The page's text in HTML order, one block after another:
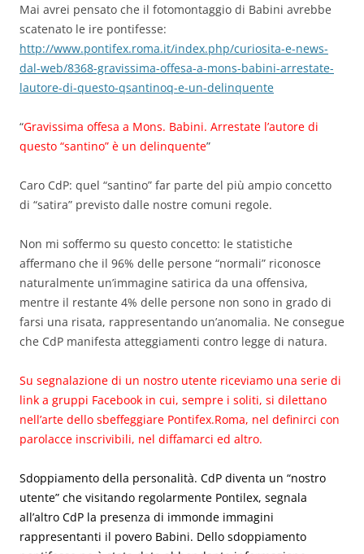
Mai avrei pensato che il fotomontaggio di Babini avrebbe
scatenato le ire pontifesse:
http://www.pontifex.roma.it/index.php/curiosita-e-news-
dal-web/8368-gravissima-offesa-a-mons-babini-arrestate-
lautore-di-questo-qsantinoq-e-un-delinquente
“Gravissima offesa a Mons. Babini. Arrestate l’autore di
questo “santino” è un delinquente”
Caro CdP: quel “santino” far parte del più ampio concetto
di “satira” previsto dalle nostre comuni regole.
Non mi soffermo su questo concetto: le statistiche
affermano che il 96% delle persone “normali” riconosce
naturalmente un’immagine satirica da una offensiva,
mentre il restante 4% delle persone non sono in grado di
farsi una risata, rappresentando un’anomalia. Ne consegue
che CdP manifesta atteggiamenti contro legge di natura.
Su segnalazione di un nostro utente riceviamo una serie di
link a gruppi Facebook in cui, sempre i soliti, si dilettano
nell’arte dello sbeffeggiare Pontifex.Roma, nel definirci con
parolacce inscrivibili, nel diffamarci ed altro.
Sdoppiamento della personalità. CdP diventa un “nostro
utente” che visitando regolarmente Pontilex, segnala
all’altro CdP la presenza di immonde immagini
rappresentanti il povero Babini. Dello sdoppiamento